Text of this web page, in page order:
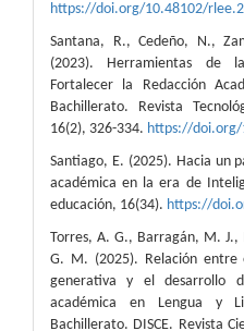
https://doi.org/10.48102/
Santana, R., Cedeño, N.,
(2023). Herramientas de
Fortalecer la Redacción
Bachillerato. Revista
16(2), 326-334. https://doi.org/
Santiago, E. (2025). Hacia un
académica en la era de
educación, 16(34). https://
Torres, A. G., Barragán, M. J.,
G. M. (2025). Relación
generativa y el desarrollo
académica en Lengua y
Bachillerato. DISCE. Revista